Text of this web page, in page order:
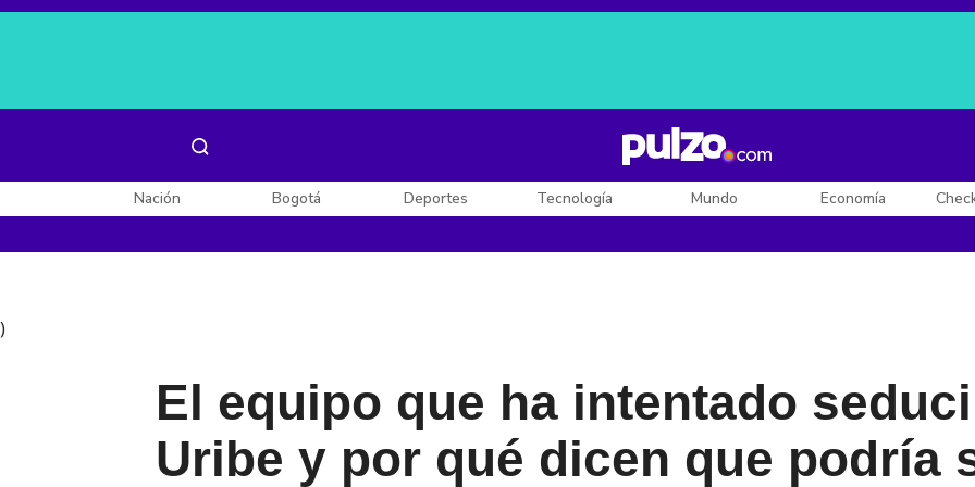
Posesión de De la Espriella
Nación Bogotá Deportes Tecnología Mundo Economía
)
El equipo que ha intentado
Uribe y por qué dicen que podría